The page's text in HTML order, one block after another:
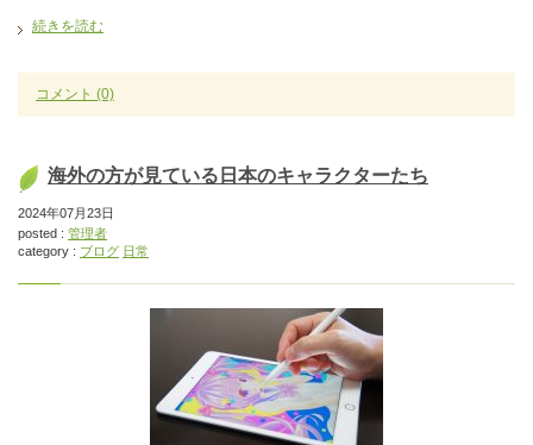
続きを読む
コメント (0)
海外の方が見ている日本のキャラクターたち
2024年07月23日
posted : 管理者
category : ブログ 日常